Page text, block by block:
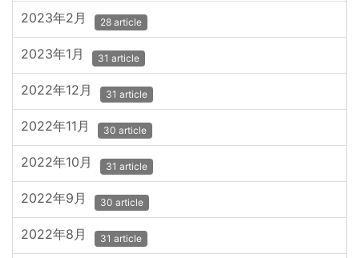
2023年2月 28 article
2023年1月 31 article
2022年12月 31 article
2022年11月 30 article
2022年10月 31 article
2022年9月 30 article
2022年8月 31 article